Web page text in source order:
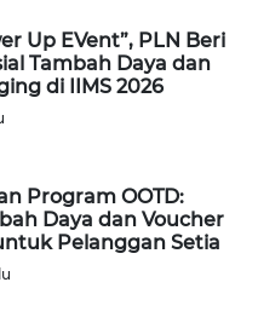
Up EVent”, PLN Beri
Tambah Daya dan
di IIMS 2026
Program OOTD:
Daya dan Voucher
Pelanggan Setia